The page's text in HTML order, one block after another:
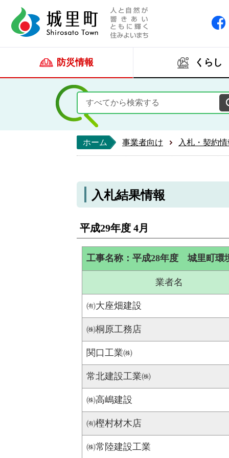
防災情報 くらし
ホーム 事業者向け 入札・契約
入札結果情報
平成29年度 4月
工事名称：平成28年度 城里町
業者名
㈲大座畑建設
㈱桐原工務店
関口工業㈱
常北建設工業㈱
㈱高嶋建設
㈲樫村材木店
㈱常陸建設工業